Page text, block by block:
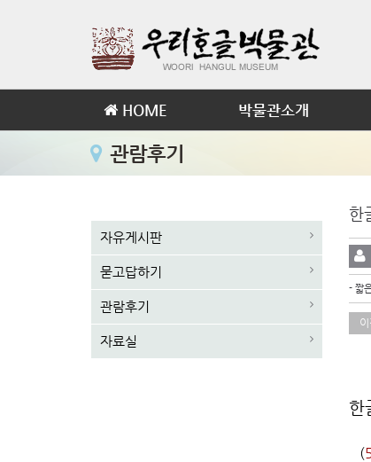
HOME 박물관소개
관람후기
자유게시판
묻고답하기
관람후기
자료실
한
- 짧
한
(